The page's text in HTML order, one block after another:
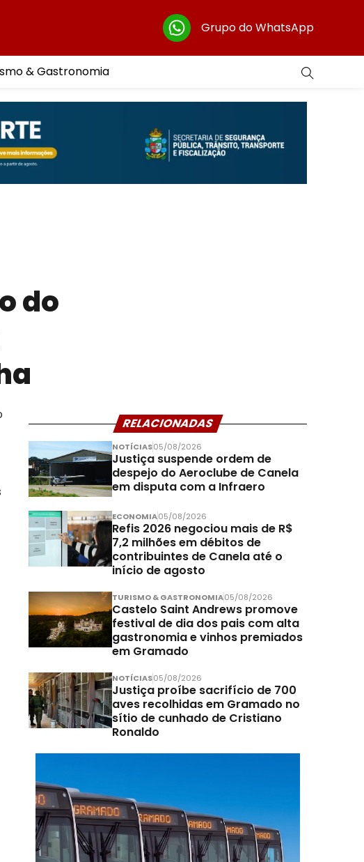
Grupo do WhatsApp
& Gastronomia
do
RELACIONADAS
NOTÍCIAS05/08/2026
Justiça suspende ordem de
despejo do Aeroclube de Canela
em disputa com a Infraero
ECONOMIA05/08/2026
Refis 2026 negociou mais de R$
7,2 milhões em débitos de
contribuintes de Canela até o
início de agosto
TURISMO & GASTRONOMIA05/08/2026
Castelo Saint Andrews promove
festival de dia dos pais com alta
gastronomia e vinhos premiados
em Gramado
NOTÍCIAS05/08/2026
Justiça proíbe sacrifício de 700
aves recolhidas em Gramado no
sítio de cunhado de Cristiano
Ronaldo